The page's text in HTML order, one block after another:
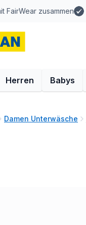
FairWear zusammen
Herren Babys
Damen Unterwäsche